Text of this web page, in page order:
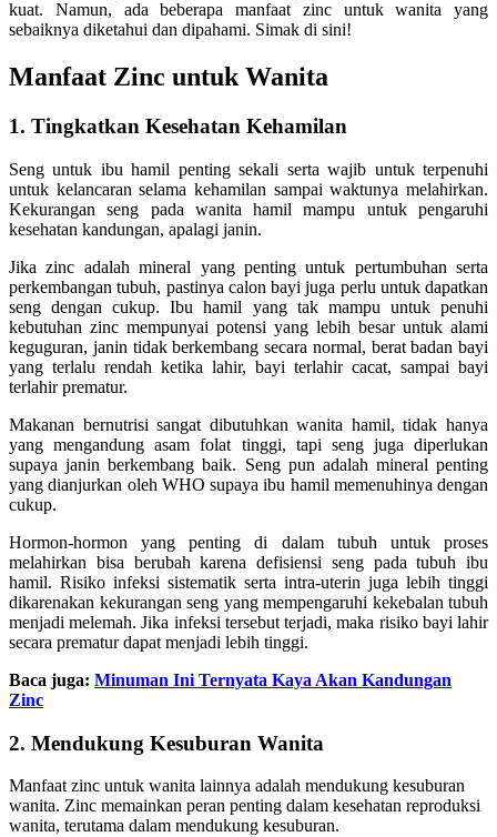
kuat. Namun, ada beberapa manfaat zinc untuk wanita yang
sebaiknya diketahui dan dipahami. Simak di sini!
Manfaat Zinc untuk Wanita
1. Tingkatkan Kesehatan Kehamilan
Seng untuk ibu hamil penting sekali serta wajib untuk terpenuhi
untuk kelancaran selama kehamilan sampai waktunya melahirkan.
Kekurangan seng pada wanita hamil mampu untuk pengaruhi
kesehatan kandungan, apalagi janin.
Jika zinc adalah mineral yang penting untuk pertumbuhan serta
perkembangan tubuh, pastinya calon bayi juga perlu untuk dapatkan
seng dengan cukup. Ibu hamil yang tak mampu untuk penuhi
kebutuhan zinc mempunyai potensi yang lebih besar untuk alami
keguguran, janin tidak berkembang secara normal, berat badan bayi
yang terlalu rendah ketika lahir, bayi terlahir cacat, sampai bayi
terlahir prematur.
Makanan bernutrisi sangat dibutuhkan wanita hamil, tidak hanya
yang mengandung asam folat tinggi, tapi seng juga diperlukan
supaya janin berkembang baik. Seng pun adalah mineral penting
yang dianjurkan oleh WHO supaya ibu hamil memenuhinya dengan
cukup.
Hormon-hormon yang penting di dalam tubuh untuk proses
melahirkan bisa berubah karena defisiensi seng pada tubuh ibu
hamil. Risiko infeksi sistematik serta intra-uterin juga lebih tinggi
dikarenakan kekurangan seng yang mempengaruhi kekebalan tubuh
menjadi melemah. Jika infeksi tersebut terjadi, maka risiko bayi lahir
secara prematur dapat menjadi lebih tinggi.
Baca juga: Minuman Ini Ternyata Kaya Akan Kandungan
Zinc
2. Mendukung Kesuburan Wanita
Manfaat zinc untuk wanita lainnya adalah mendukung kesuburan
wanita. Zinc memainkan peran penting dalam kesehatan reproduksi
wanita, terutama dalam mendukung kesuburan.